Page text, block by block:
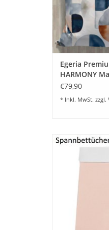
Egeria
HARMONY
€79,90
* Inkl. MwSt. zzgl.
Hochwertige
Christian
ist in vielen
lieferbar.